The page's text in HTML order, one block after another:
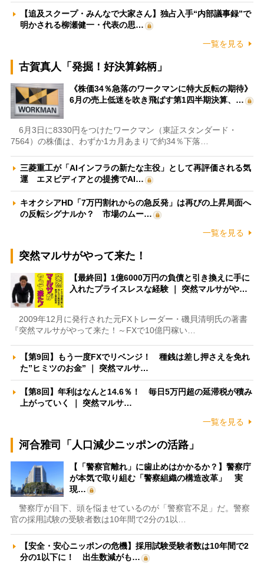
【追及スクープ・みんなで大家さん】独占入手“内部議事録”で
明かされる柳瀬健一・代表の思…
一覧を見る
古賀真人「発掘！好決算銘柄」
《株価34％急落のワークマンに特大反転の期待》
6月の売上低迷を吹き飛ばす第1四半期決算、…
6月3日に8330円をつけたワークマン（東証スタンダード・
7564）の株価は、わずか1カ月あまりで約34％下落…
三菱重工が「AIインフラの新たな主役」として再評価される気
運 エヌビディアとの提携でAI…
キオクシアHD「7万円割れからの急反発」は再びの上昇局面へ
の反転シグナルか？ 市場のムー…
一覧を見る
突然マルサがやって来た！
【最終回】1億6000万円の負債と引き換えに手に
入れたプライスレスな経験 ｜ 突然マルサがや…
2009年12月に発行された元FXトレーダー・磯貝清明氏の著書
『突然マルサがやって来た！～FXで10億円稼い…
【第9回】もう一度FXでリベンジ！ 種銭は差し押さえを免れ
た”ヒミツのお金” ｜ 突然マルサ…
【第8回】年利はなんと14.6％！ 毎日5万円超の延滞税が積み
上がっていく ｜ 突然マルサ…
一覧を見る
河合雅司「人口減少ニッポンの活路」
【「警察官離れ」に歯止めはかかるか？】警察庁
が本気で取り組む「警察組織の構造改革」 実
現…
警察庁が目下、頭を悩ませているのが「警察官不足」だ。警察
官の採用試験の受験者数は10年間で2分の1以…
【安全・安心ニッポンの危機】採用試験受験者数は10年間で2
分の1以下に！ 出生数減がも…